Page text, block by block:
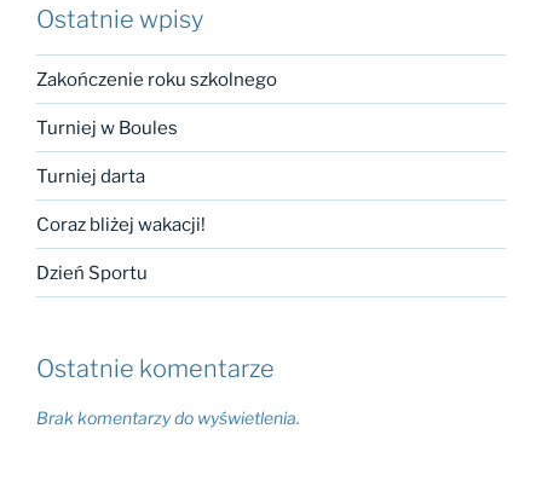
Ostatnie wpisy
Zakończenie roku szkolnego
Turniej w Boules
Turniej darta
Coraz bliżej wakacji!
Dzień Sportu
Ostatnie komentarze
Brak komentarzy do wyświetlenia.